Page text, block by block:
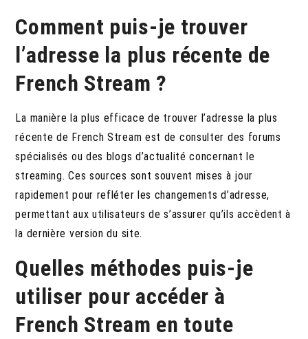
Comment puis-je trouver
l’adresse la plus récente de
French Stream ?
La manière la plus efficace de trouver l’adresse la plus
récente de French Stream est de consulter des forums
spécialisés ou des blogs d’actualité concernant le
streaming. Ces sources sont souvent mises à jour
rapidement pour refléter les changements d’adresse,
permettant aux utilisateurs de s’assurer qu’ils accèdent à
la dernière version du site.
Quelles méthodes puis-je
utiliser pour accéder à
French Stream en toute